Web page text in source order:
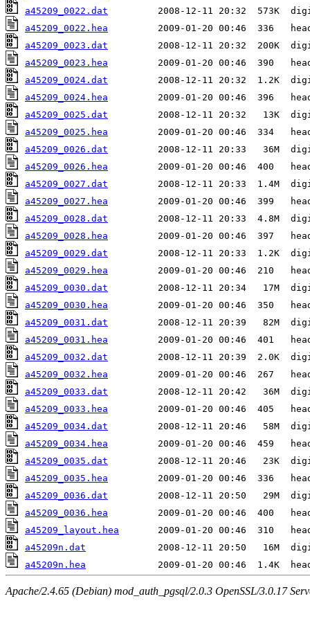
a45209_0022.dat
a45209_0022.hea
a45209_0023.dat
a45209_0023.hea
a45209_0024.dat
a45209_0024.hea
a45209_0025.dat
a45209_0025.hea
a45209_0026.dat
a45209_0026.hea
a45209_0027.dat
a45209_0027.hea
a45209_0028.dat
a45209_0028.hea
a45209_0029.dat
a45209_0029.hea
a45209_0030.dat
a45209_0030.hea
a45209_0031.dat
a45209_0031.hea
a45209_0032.dat
a45209_0032.hea
a45209_0033.dat
a45209_0033.hea
a45209_0034.dat
a45209_0034.hea
a45209_0035.dat
a45209_0035.hea
a45209_0036.dat
a45209_0036.hea
a45209_layout.hea
a45209n.dat
a45209n.hea
Apache/2.4.65 (Debian) mod_auth_pgsql/2.0.3 OpenSSL/3.0.17